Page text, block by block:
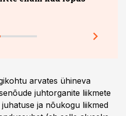
arvates ühineva
juhtorganite liikmete
ja nõukogu liikmed